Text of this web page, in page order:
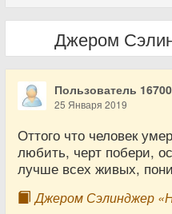
Джером
Пользователь 16700
25 Января 2019
Оттого что человек
любить, черт побери,
лучше всех живых,
Джером Сэлинджер